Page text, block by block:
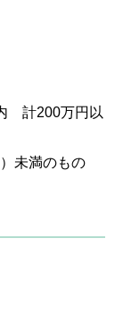
計200万円以
未満のもの